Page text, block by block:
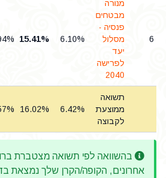
6
מנורה
מבטחים
פנסיה -
מסלול
יעד
לפרישה
2040
6.10%
15.41%
תשואה
ממוצעת
לקבוצה
6.42%
16.02%
בהשוואה לפי תשואה מצטברת
אחרונים, הקופה/הקרן שלך נמצאת